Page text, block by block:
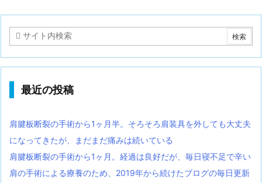
最近の投稿
肩腱板断裂の手術から1ヶ月半。そろそろ肩装具を外しても大丈夫
になってきたが、まだまだ痛みは続いている
肩腱板断裂の手術から1ヶ月。経過は良好だが、毎日寝不足で辛い
肩の手術による療養のため、2019年から続けたブログの毎日更新